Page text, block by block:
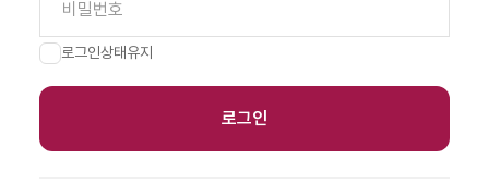
로그인상태유지
로그인